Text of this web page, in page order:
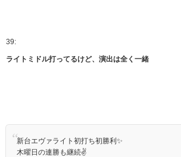
39:
ライトミドル打ってるけど、演出は全く一緒
新台エヴァライト初打ち初勝利✨
木曜日の連勝も継続✌️